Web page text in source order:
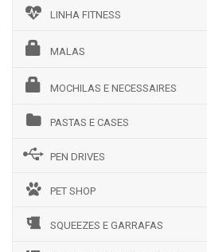
LINHA FITNESS
MALAS
MOCHILAS E NECESSAIRES
PASTAS E CASES
PEN DRIVES
PET SHOP
SQUEEZES E GARRAFAS